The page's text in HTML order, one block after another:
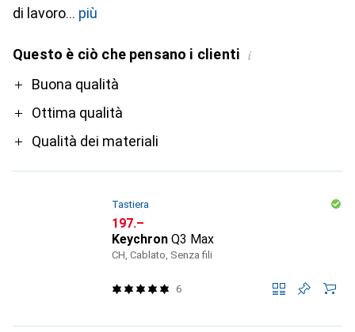
di lavoro
più
Questo è ciò che pensano i clienti i
ProBuona qualità
Ottima qualità
Qualità dei materiali
Tastiera
CHF
197.–
Keychron Q3 Max
CH, Cablato, Senza fili
6